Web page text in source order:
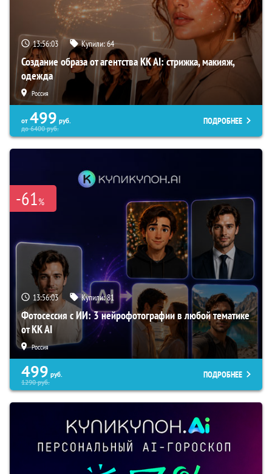
13:56:02 Купили:64
Создание образа от агентства KK AI: стрижка, макияж,
одежда
Россия
от 499 руб.
до6400руб.
ПОДРОБНЕЕ
-61%
13:56:02 Купили:81
Фотосессия с ИИ: 3 нейрофотографии в любой тематике
от KK AI
Россия
499 руб.
1290руб.
ПОДРОБНЕЕ